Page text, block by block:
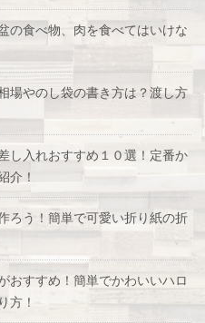
の食べ物、肉を食べてはいけな
場やのし袋の書き方は？渡し方
し入れおすすめ１０選！定番か
介！
ろう！簡単で可愛い折り紙の折
おすすめ！簡単でかわいいハロ
方！